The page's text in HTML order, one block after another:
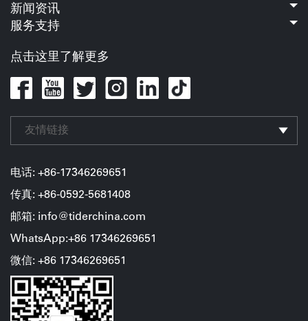
新闻资讯
服务支持
点击这里了解更多
友情链接
电话: +86-17346269651
传真: +86-0592-5681408
邮箱: info@tiderchina.com
WhatsApp:+86 17346269651
微信: +86 17346269651